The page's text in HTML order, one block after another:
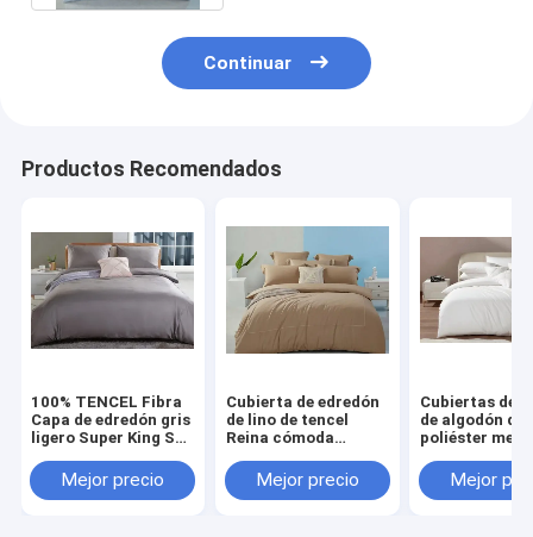
Cortinas de ducha
lecho del hotel
Camas para niños
Conjunto de colchas
Cubierta de almohada para la cama
Continuar
Productos Recomendados
100% TENCEL Fibra
Capa de edredón gris
ligero Super King Set
Mejor precio
Cubierta de edredón
de lino de tencel
Reina cómoda
marrón claro
Mejor precio
Cubiertas de
de algodón de
poliéster
edredón de
queen
Mejor